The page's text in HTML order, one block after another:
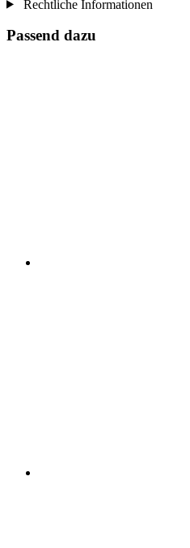
Rechtliche Informationen
Passend dazu